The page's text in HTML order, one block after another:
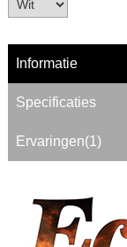
Informatie
Specificaties
Ervaringen(1)